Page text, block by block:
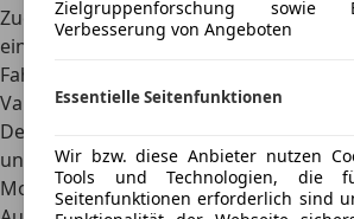
Zudem verfügt der Cedric über eine
einen Radstand von 2,73 Metern, was
Fahrzeug für Urlaubsreisen
Varianten
Den Nissan Cedric gibt es als
und dreitüriges Hardtop. Alle
Motoren kombinierbar, was der
Zielgruppenforschung sowie
Verbesserung von Angeboten
Essentielle Seitenfunktionen
Wir bzw. diese Anbieter nutzen
Tools und Technologien, die
Seitenfunktionen erforderlich sind